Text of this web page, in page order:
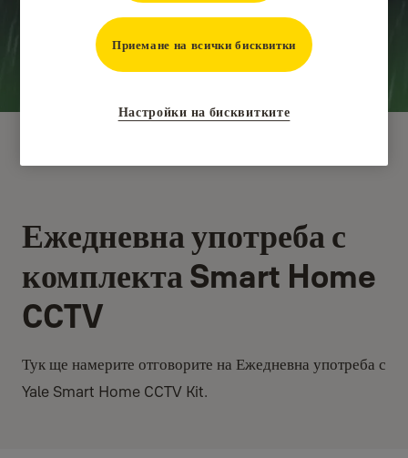
Ежедневна употреба с
комплекта Smart Home
CCTV
Тук ще намерите отговорите на Ежедневна употреба с
Yale Smart Home CCTV Kit.
Приемане на всички бисквитки
Настройки на бисквитките